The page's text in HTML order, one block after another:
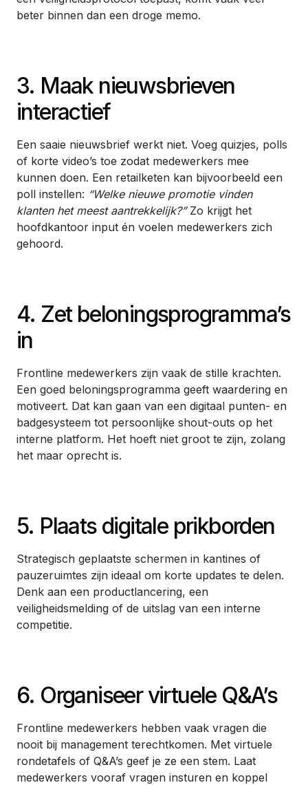
beter binnen dan een droge memo.
3. Maak nieuwsbrieven
interactief
Een saaie nieuwsbrief werkt niet. Voeg quizjes, polls
of korte video’s toe zodat medewerkers mee
kunnen doen. Een retailketen kan bijvoorbeeld een
poll instellen: “Welke nieuwe promotie vinden
klanten het meest aantrekkelijk?”Zo krijgt het
hoofdkantoor input én voelen medewerkers zich
gehoord.
4. Zet beloningsprogramma’s
in
Frontline medewerkers zijn vaak de stille krachten.
Een goed beloningsprogramma geeft waardering en
motiveert. Dat kan gaan van een digitaal punten- en
badgesysteem tot persoonlijke shout-outs op het
interne platform. Het hoeft niet groot te zijn, zolang
het maar oprecht is.
5. Plaats digitale prikborden
Strategisch geplaatste schermen in kantines of
pauzeruimtes zijn ideaal om korte updates te delen.
Denk aan een productlancering, een
veiligheidsmelding of de uitslag van een interne
competitie.
6. Organiseer virtuele Q&A’s
Frontline medewerkers hebben vaak vragen die
nooit bij management terechtkomen. Met virtuele
rondetafels of Q&A’s geef je ze een stem. Laat
medewerkers vooraf vragen insturen en koppel